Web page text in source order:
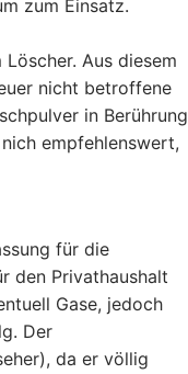
zum Einsatz.
Aus diesem
nicht betroffene
in Berührung
empfehlenswert,
für die
den Privathaushalt
Gase, jedoch
Der
da er völlig